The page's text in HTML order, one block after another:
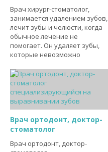
Врач хирург-стоматолог,
занимается удалением зубов,
лечит зубы и челюсти, когда
обычное лечение не
помогает. Он удаляет зубы,
которые невозможно
Врач ортодонт, доктор-
стоматолог
Врач ортодонт, доктор-